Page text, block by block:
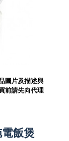
圖片及描述與
前請先向代理
飯煲